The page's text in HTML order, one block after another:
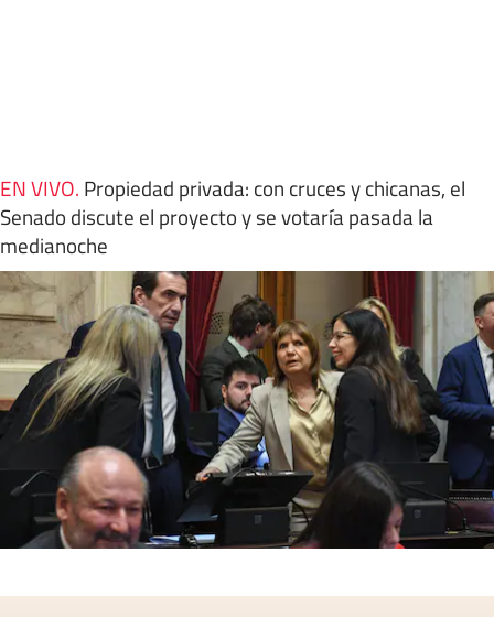
EN VIVO. Propiedad privada: con cruces y chicanas, el
Senado discute el proyecto y se votaría pasada la
medianoche